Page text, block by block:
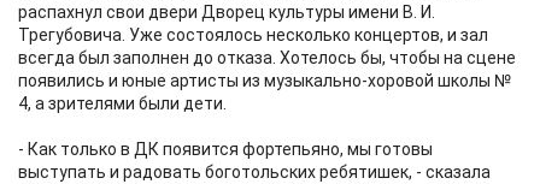
распахнул свои двери Дворец культуры имени В. И.
Трегубовича. Уже состоялось несколько концертов, и зал
всегда был заполнен до отказа. Хотелось бы, чтобы на сцене
появились и юные артисты из музыкально-хоровой школы №
4, а зрителями были дети.
- Как только в ДК появится фортепьяно, мы готовы
выступать и радовать боготольских ребятишек, - сказала